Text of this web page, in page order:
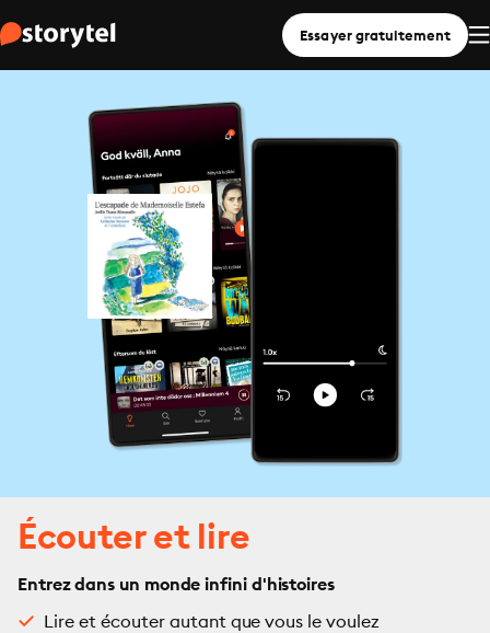
Essayer gratuitement
Écouter et lire
Entrez dans un monde infini d'histoires
Lire et écouter autant que vous le voulez